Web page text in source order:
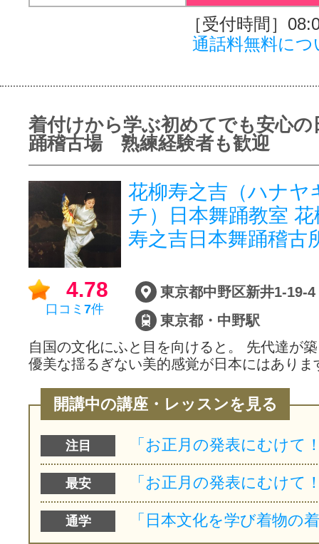
［受付時間］
通話料無料につ
着付けから学ぶ初めてでも安心の
踊稽古場 熟練経験者も歓迎
花柳寿之吉（ハナヤ
チ）日本舞踊教室
寿之吉日本舞踊稽古
4.78
口コミ 7件
東京都中野区新井1-19-4
東京都・中野駅
自国の文化にふと目を向けると。 先代達が
優美な揺るぎない美的感覚が日本にはあり
開講中の講座・レッスンを見る
注目
最安
通学